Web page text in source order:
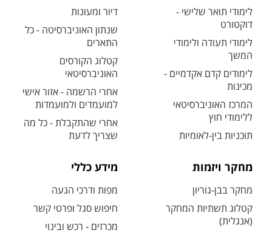
לימודי תואר שלישי -
דוקטורט
לימודי תעודה ולימודי
המשך
לימודים קדם אקדמיים -
מכינות
המרכז האוניברסיטאי
ללימודי חוץ
תוכניות בין-לאומיות
דיור ומעונות
שנתון האוניברסיטה - כל
התארים
קטלוג הקורסים
האוניברסיטאי
אחרי הרשמה - אזור אישי
למועמדים ולמועמדות
אחרי שהתקבלת - כל מה
שצריך לדעת
מחקר ויזמות
מחקר בבן-גוריון
קטלוג תשתיות המחקר
(אנגלית)
מידע כללי
מפות ודרכי הגעה
חיפוש סגל ופרטי קשר
מכרזים - רכש ובינוי